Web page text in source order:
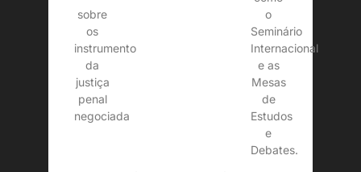
sobre
os
instrumentos
da
justiça
penal
negociada
o
Seminário
Internacional
e as
Mesas
de
Estudos
e
Debates.